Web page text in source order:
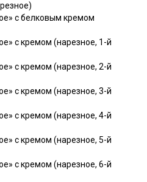
с белковым кремом
с кремом (нарезное, 1-й
с кремом (нарезное, 2-й
с кремом (нарезное, 3-й
с кремом (нарезное, 4-й
с кремом (нарезное, 5-й
с кремом (нарезное, 6-й